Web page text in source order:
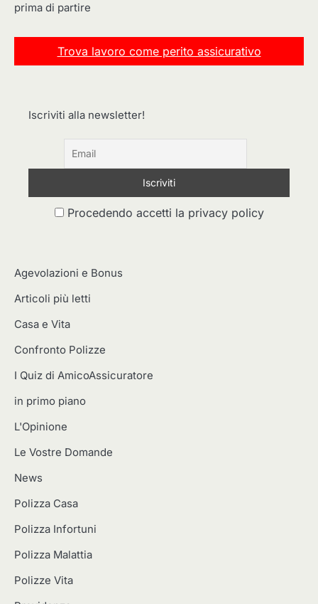
prima di partire
Trova lavoro come perito assicurativo
Iscriviti alla newsletter!
Procedendo accetti la privacy policy
Agevolazioni e Bonus
Articoli più letti
Casa e Vita
Confronto Polizze
I Quiz di AmicoAssicuratore
in primo piano
L'Opinione
Le Vostre Domande
News
Polizza Casa
Polizza Infortuni
Polizza Malattia
Polizze Vita